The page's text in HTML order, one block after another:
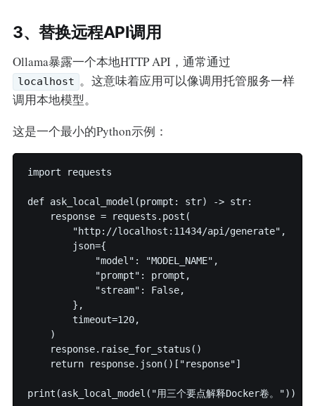
3、替换远程API调用
Ollama暴露一个本地HTTP API，通常通过
localhost 。这意味着应用可以像调用托管服务一样
调用本地模型。
这是一个最小的Python示例：
import requests
def ask_local_model(prompt: str) -> str:
    response = requests.post(
        "http://localhost:11434/api/generate",
        json={
            "model": "MODEL_NAME",
            "prompt": prompt,
            "stream": False,
        },
        timeout=120,
    )
    response.raise_for_status()
    return response.json()["response"]